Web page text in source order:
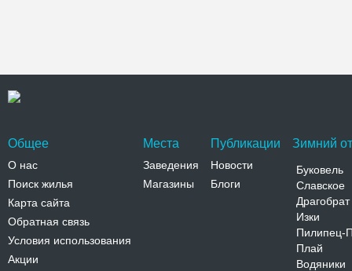
Общее
О нас
Поиск жилья
Карта сайта
Обратная связь
Условия использования
Акции
Места
Заведения
Магазины
Публикации
Новости
Блоги
Зимний
Буковель
Славское
Драгобрат
Изки
Пилипец-
Плай
Водяники